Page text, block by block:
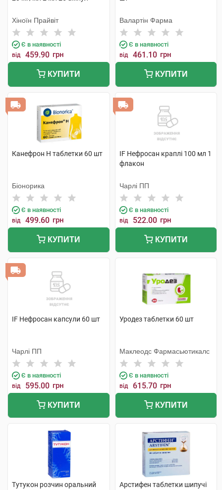
Хіноїн Прайвіт
Є в наявності
від 459.90 грн
КУПИТИ
Валартін Фарма
Є в наявності
від 461.10 грн
КУПИТИ
Канефрон H таблетки 60 шт
Біонорика
Є в наявності
від 499.60 грн
КУПИТИ
IF Нефросан краплі 100 мл 1
флакон
Чарлі ПП
Є в наявності
від 522.00 грн
КУПИТИ
IF Нефросан капсули 60 шт
Чарлі ПП
Є в наявності
від 595.00 грн
КУПИТИ
Уродез таблетки 60 шт
Маклеодс Фармасьютикалс
Є в наявності
від 615.70 грн
КУПИТИ
Тутукон розчин оральний
Арстифен таблетки шипучі